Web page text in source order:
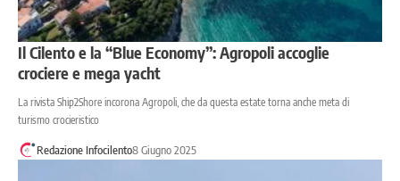
Il Cilento e la “Blue Economy”: Agropoli accoglie
crociere e mega yacht
La rivista Ship2Shore incorona Agropoli, che da questa estate torna anche meta di
turismo crocieristico
Redazione Infocilento8 Giugno 2025